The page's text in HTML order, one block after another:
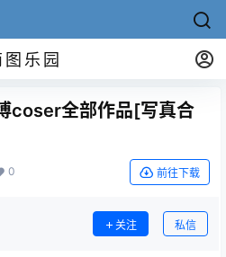
图乐园
coser全部作品[写真合
0 前往下载
关注 私信